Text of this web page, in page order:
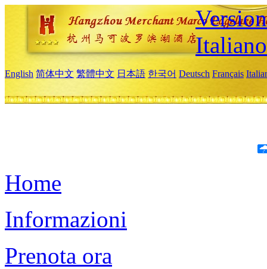
Italiano
English 简体中文 繁體中文 日本語 한국어 Deutsch Français
Home
Informazioni
Prenota ora